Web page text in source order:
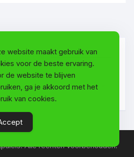
Alle rechten voorbehouden.
website maakt gebruik van
voor de beste ervaring.
de website te blijven
ga je akkoord met het
van cookies.